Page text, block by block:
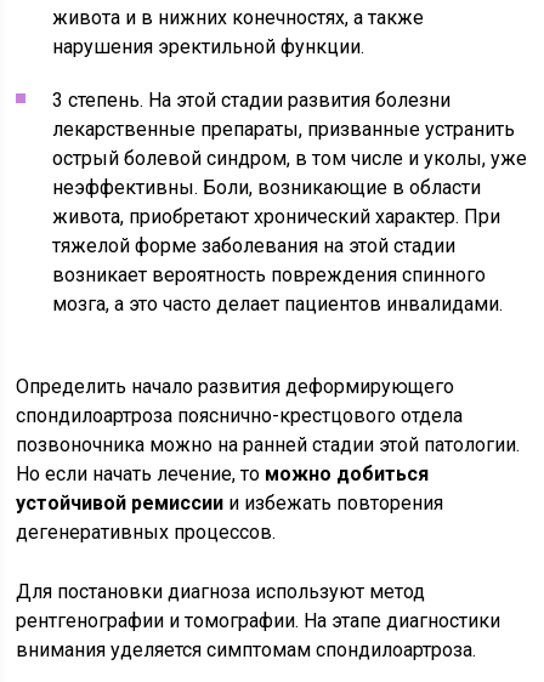
живота и в нижних конечностях, а также
нарушения эректильной функции.
3 степень. На этой стадии развития болезни
лекарственные препараты, призванные устранить
острый болевой синдром, в том числе и уколы, уже
неэффективны. Боли, возникающие в области
живота, приобретают хронический характер. При
тяжелой форме заболевания на этой стадии
возникает вероятность повреждения спинного
мозга, а это часто делает пациентов инвалидами.
Определить начало развития деформирующего
спондилоартроза пояснично-крестцового отдела
позвоночника можно на ранней стадии этой патологии.
Но если начать лечение, то можно добиться
устойчивой ремиссии и избежать повторения
дегенеративных процессов.
Для постановки диагноза используют метод
рентгенографии и томографии. На этапе диагностики
внимания уделяется симптомам спондилоартроза.